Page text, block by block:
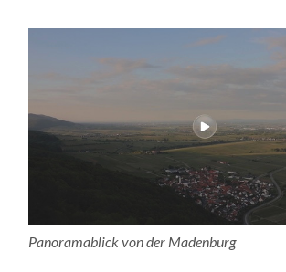
Panoramablick von der Madenburg